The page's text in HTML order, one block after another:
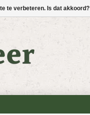
te verbeteren. Is dat akkoord?